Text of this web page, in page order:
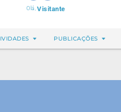
Olá,Visitante
PUBLICAÇÕES